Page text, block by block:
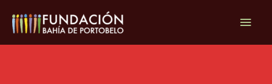
contenido